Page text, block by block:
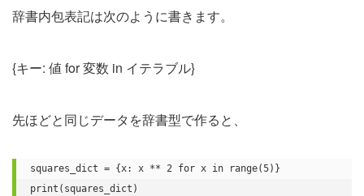
辞書内包表記は次のように書きます。
{キー: 値 for 変数 in イテラブル}
先ほどと同じデータを辞書型で作ると、
squares_dict = {x: x ** 2 for x in range(5)}
print(squares_dict)